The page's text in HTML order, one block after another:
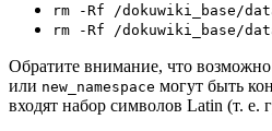
rm -Rf /dokuwiki_base/
rm -Rf /dokuwiki_base/
Обратите внимание, что
или new_namespace могут быть
входят набор символов Latin (т. е.